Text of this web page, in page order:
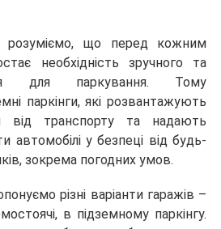
розуміємо, що перед кожним
необхідність зручного та
для паркування. Тому
паркінги, які розвантажують
від транспорту та надають
автомобілі у безпеці від будь-
зокрема погодних умов.
різні варіанти гаражів –
в підземному паркінгу.